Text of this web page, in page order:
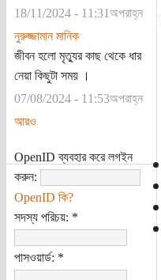
18/11/2024 - 11:31অপরাহ্ন
নুরুজ্জামান মানিক
জীবন হলো মৃত্যুর কাছ থেকে ধার
নেয়া কিছুটা সময় ।
07/08/2024 - 11:53অপরাহ্ন
আরও
OpenID ব্যবহার করে লগইন
করুন:
OpenID কি?
সদস্য পরিচয়: *
পাসওয়ার্ড: *